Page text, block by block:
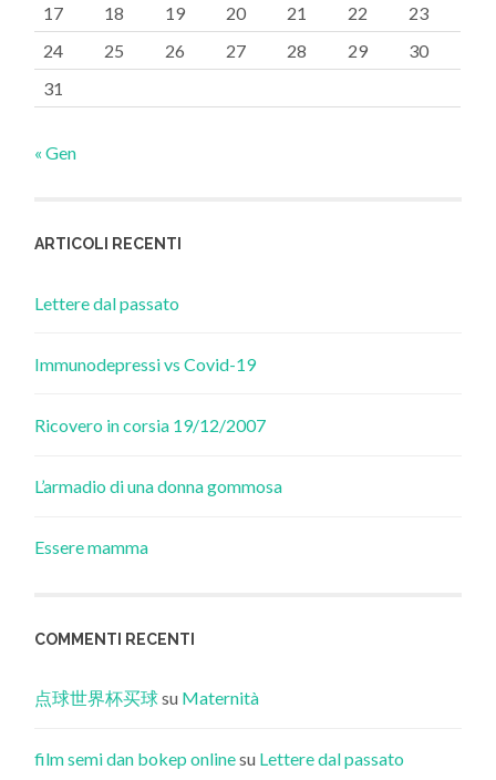
17
18 19 20 21 22
23
24
25 26 27 28 29
30
31
« Gen
ARTICOLI RECENTI
Lettere dal passato
Immunodepressi vs Covid-19
Ricovero in corsia 19/12/2007
L’armadio di una donna gommosa
Essere mamma
COMMENTI RECENTI
点球世界杯买球su Maternità
film semi dan bokep onlinesu Lettere dal passato